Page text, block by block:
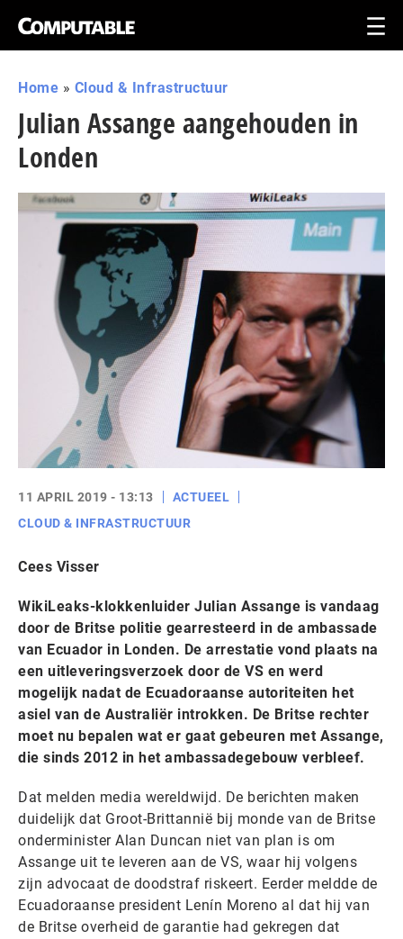
Home » Cloud & Infrastructuur
Julian Assange aangehouden in
Londen
11 APRIL 2019 - 13:13
ACTUEEL
CLOUD & INFRASTRUCTUUR
Cees Visser
WikiLeaks-klokkenluider Julian Assange is vandaag
door de Britse politie gearresteerd in de ambassade
van Ecuador in Londen. De arrestatie vond plaats na
een uitleveringsverzoek door de VS en werd
mogelijk nadat de Ecuadoraanse autoriteiten het
asiel van de Australiër introkken. De Britse rechter
moet nu bepalen wat er gaat gebeuren met Assange,
die sinds 2012 in het ambassadegebouw verbleef.
Dat melden media wereldwijd. De berichten maken
duidelijk dat Groot-Brittannië bij monde van de Britse
onderminister Alan Duncan niet van plan is om
Assange uit te leveren aan de VS, waar hij volgens
zijn advocaat de doodstraf riskeert. Eerder meldde de
Ecuadoraanse president Lenín Moreno al dat hij van
de Britse overheid de garantie had gekregen dat